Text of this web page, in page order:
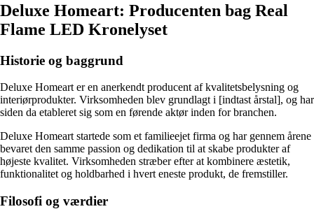
Deluxe Homeart: Producenten bag Real
Flame LED Kronelyset
Historie og baggrund
Deluxe Homeart er en anerkendt producent af kvalitetsbelysning og
interiørprodukter. Virksomheden blev grundlagt i [indtast årstal], og har
siden da etableret sig som en førende aktør inden for branchen.
Deluxe Homeart startede som et familieejet firma og har gennem årene
bevaret den samme passion og dedikation til at skabe produkter af
højeste kvalitet. Virksomheden stræber efter at kombinere æstetik,
funktionalitet og holdbarhed i hvert eneste produkt, de fremstiller.
Filosofi og værdier